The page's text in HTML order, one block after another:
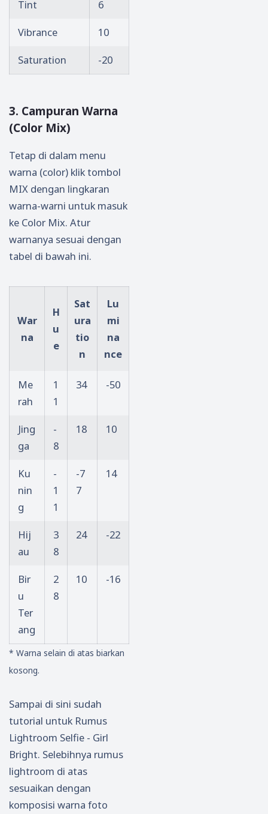
Tint
6
Vibrance
10
Saturation
-20
3. Campuran Warna
(Color Mix)
Tetap di dalam menu
warna (color) klik tombol
MIX dengan lingkaran
warna-warni untuk masuk
ke Color Mix. Atur
warnanya sesuai dengan
tabel di bawah ini.
War
na
H
u
e
Sat
ura
tio
n
Lu
mi
na
nce
Me
rah
1
1
34 -50
Jing
ga
-
8
18 10
Ku
nin
g
-
1
1
-7
7
14
Hij
au
3
8
24 -22
Bir
u
Ter
ang
2
8
10 -16
* Warna selain di atas biarkan
kosong.
Sampai di sini sudah
tutorial untuk Rumus
Lightroom Selfie - Girl
Bright. Selebihnya rumus
lightroom di atas
sesuaikan dengan
komposisi warna foto